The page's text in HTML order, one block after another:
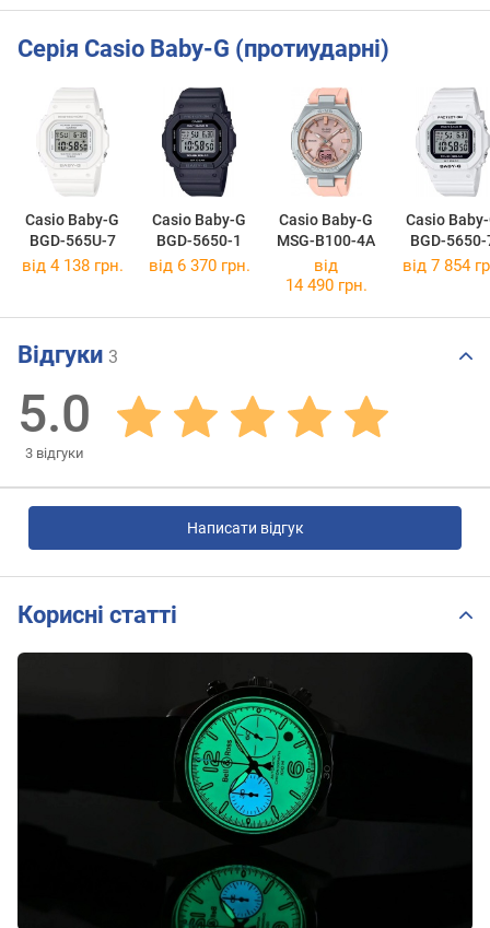
Серія Casio Baby-G (протиударні)
Casio Baby-G
BGD-565U-7
Casio Baby-G
BGD-5650-1
Casio Baby-G
MSG-B100-4A
Casio
BGD-5650-
від 4 138 грн. від 6 370 грн.
від
14 490 грн.
від 7 854
Відгуки 3
5.0
3 відгуки
Написати відгук
Корисні статті